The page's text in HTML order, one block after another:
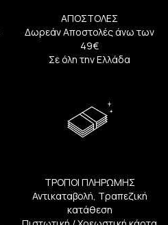
ΑΠΟΣΤΟΛΕΣ
Δωρεάν Αποστολές άνω των
49€
Σε όλη την Ελλάδα
ΤΡΟΠΟΙ ΠΛΗΡΩΜΗΣ
Αντικαταβολή, Τραπεζική
κατάθεση